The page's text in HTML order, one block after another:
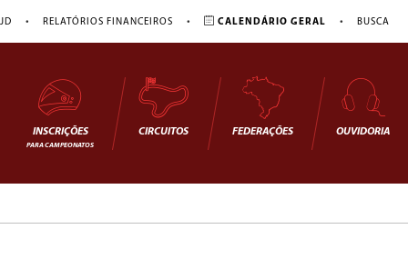
• RELATÓRIOS FINANCEIROS • CALENDÁRIO GERAL • BUSCA
INSCRIÇÕES
PARA CAMPEONATOS
CIRCUITOS FEDERAÇÕES OUVIDORIA